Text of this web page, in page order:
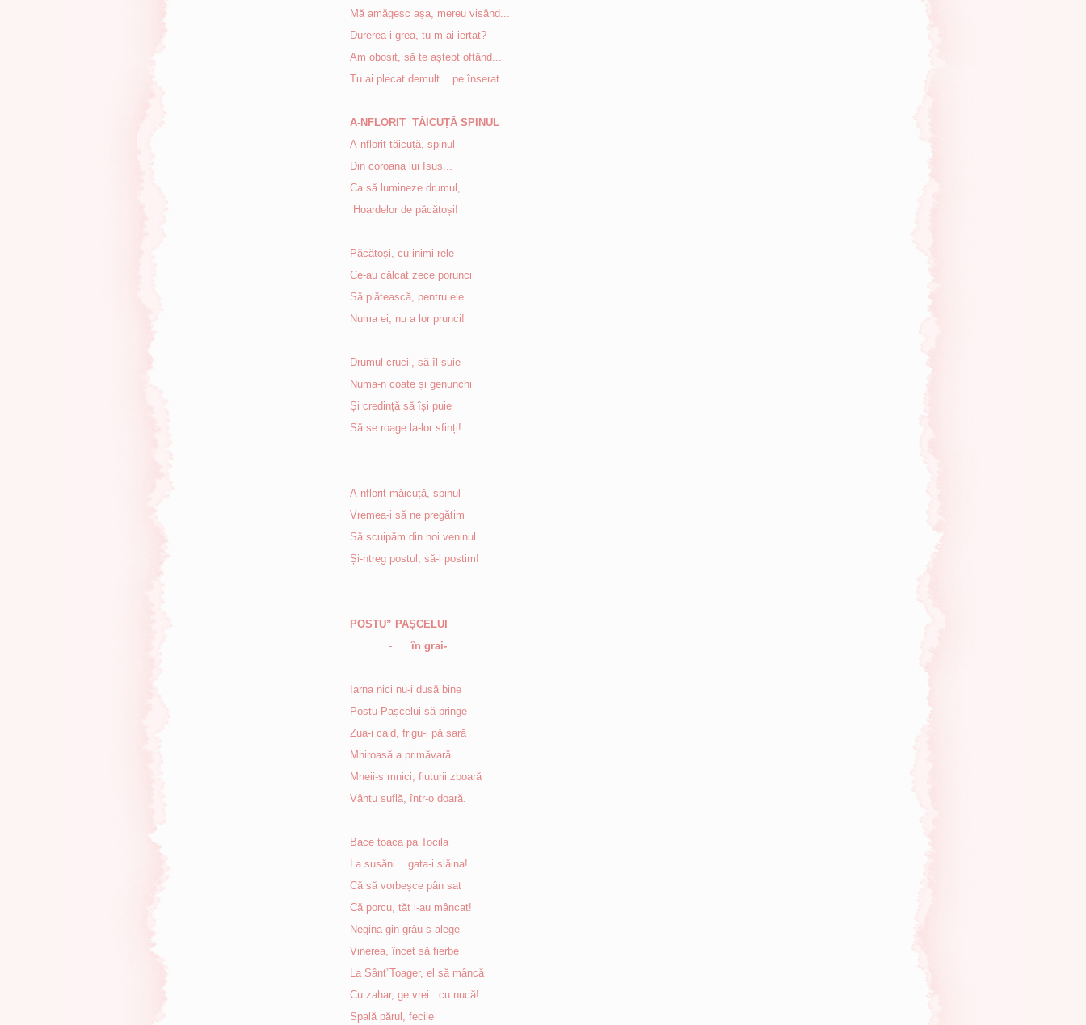
Mă amăgesc așa, mereu visând...
Durerea-i grea, tu m-ai iertat?
Am obosit, să te aștept oftând...
Tu ai plecat demult... pe înserat...
A-NFLORIT TĂICUȚĂ SPINUL
A-nflorit tăicuță, spinul
Din coroana lui Isus...
Ca să lumineze drumul,
Hoardelor de păcătoși!
Păcătoși, cu inimi rele
Ce-au călcat zece porunci
Să plătească, pentru ele
Numa ei, nu a lor prunci!
Drumul crucii, să îl suie
Numa-n coate și genunchi
Și credință să își puie
Să se roage la-lor sfinți!
A-nflorit măicuță, spinul
Vremea-i să ne pregătim
Să scuipăm din noi veninul
Și-ntreg postul, să-l postim!
POSTU” PAȘCELUI
-în grai-
Iarna nici nu-i dusă bine
Postu Pașcelui să pringe
Zua-i cald, frigu-i pă sară
Mniroasă a primăvară
Mneii-s mnici, fluturii zboară
Vântu suflă, într-o doară.
Bace toaca pa Tocila
La susăni... gata-i slăina!
Că să vorbeșce pân sat
Că porcu, tăt l-au mâncat!
Negina gin grâu s-alege
Vinerea, încet să fierbe
La Sânt”Toager, el să mâncă
Cu zahar, ge vrei...cu nucă!
Spală părul, fecile